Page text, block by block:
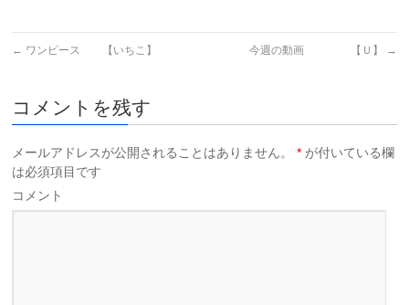
← ワンピース 【いちこ】 今週の動画 【Ｕ】 →
コメントを残す
メールアドレスが公開されることはありません。 * が付いている欄
は必須項目です
コメント